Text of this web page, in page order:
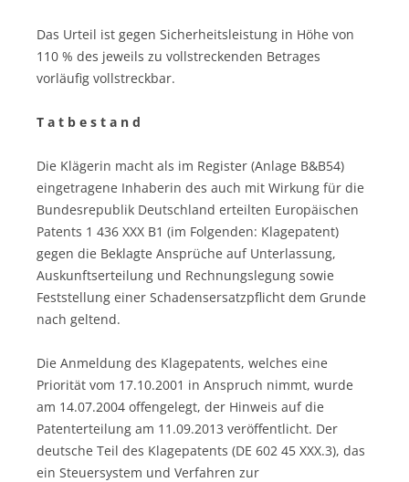
Das Urteil ist gegen Sicherheitsleistung in Höhe von
110 % des jeweils zu vollstreckenden Betrages
vorläufig vollstreckbar.
T a t b e s t a n d
Die Klägerin macht als im Register (Anlage B&B54)
eingetragene Inhaberin des auch mit Wirkung für die
Bundesrepublik Deutschland erteilten Europäischen
Patents 1 436 XXX B1 (im Folgenden: Klagepatent)
gegen die Beklagte Ansprüche auf Unterlassung,
Auskunftserteilung und Rechnungslegung sowie
Feststellung einer Schadensersatzpflicht dem Grunde
nach geltend.
Die Anmeldung des Klagepatents, welches eine
Priorität vom 17.10.2001 in Anspruch nimmt, wurde
am 14.07.2004 offengelegt, der Hinweis auf die
Patenterteilung am 11.09.2013 veröffentlicht. Der
deutsche Teil des Klagepatents (DE 602 45 XXX.3), das
ein Steuersystem und Verfahren zur